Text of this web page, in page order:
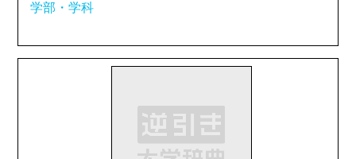
学部・学科